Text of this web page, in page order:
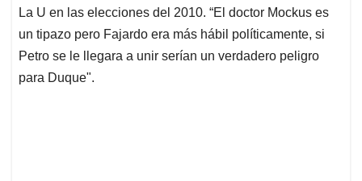
La U en las elecciones del 2010. “El doctor Mockus es
un tipazo pero Fajardo era más hábil políticamente, si
Petro se le llegara a unir serían un verdadero peligro
para Duque".